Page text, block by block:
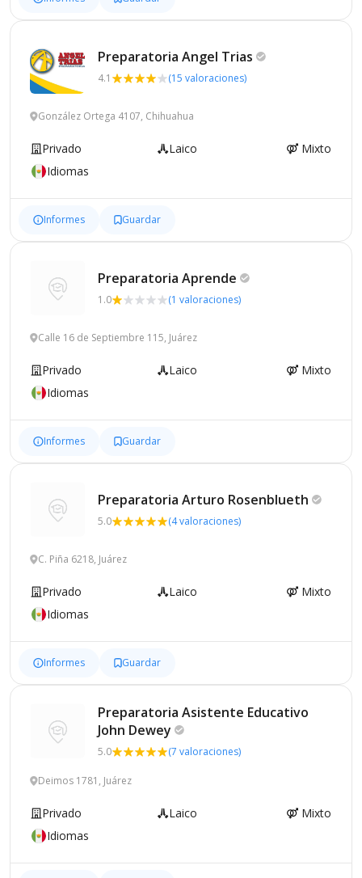
Preparatoria Angel Trias
4.1 (15 valoraciones)
González Ortega 4107, Chihuahua
Privado Laico
Mixto
Idiomas
Informes Guardar
Preparatoria Aprende
1.0 (1 valoraciones)
Calle 16 de Septiembre 115, Juárez
Privado Laico
Mixto
Idiomas
Informes Guardar
Preparatoria Arturo Rosenblueth
5.0 (4 valoraciones)
C. Piña 6218, Juárez
Privado Laico
Mixto
Idiomas
Informes Guardar
Preparatoria Asistente Educativo
John Dewey
5.0 (7 valoraciones)
Deimos 1781, Juárez
Privado Laico
Mixto
Idiomas